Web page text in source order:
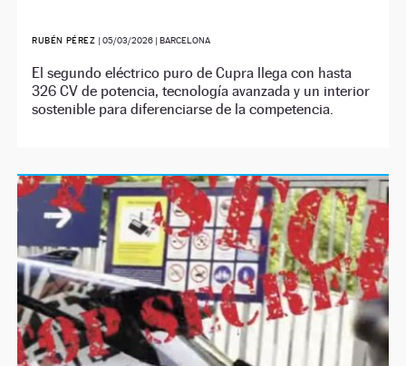
RUBÉN PÉREZ |05/03/2026 | BARCELONA
El segundo eléctrico puro de Cupra llega con hasta
326 CV de potencia, tecnología avanzada y un interior
sostenible para diferenciarse de la competencia.